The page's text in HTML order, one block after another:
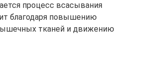
процесс всасывания
благодаря повышению
тканей и движению